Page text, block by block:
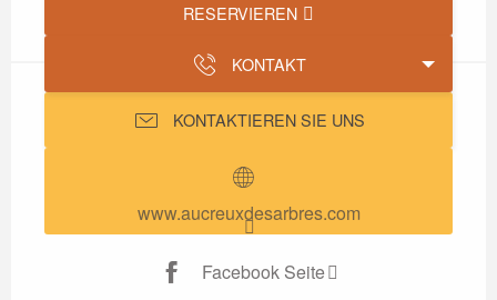
RESERVIEREN
KONTAKT
KONTAKTIEREN SIE UNS
www.aucreuxdesarbres.com
Facebook Seite